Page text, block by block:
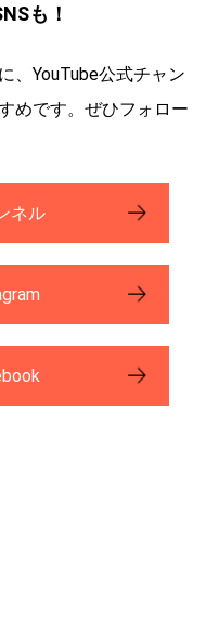
も！
、YouTube公式チャン
めです。ぜひフォロー
ネル